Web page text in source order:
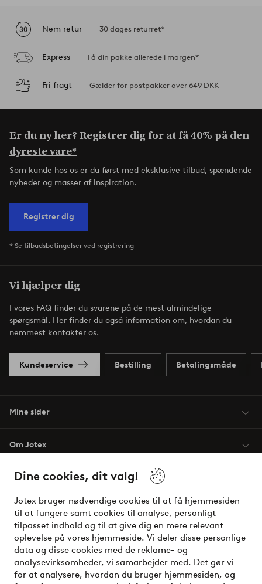
Dine cookies, dit valg!
Jotex bruger nødvendige cookies til at få hjemmesiden
til at fungere samt cookies til analyse, personligt
tilpasset indhold og til at give dig en mere relevant
oplevelse på vores hjemmeside. Vi deler disse personlige
data og disse cookies med de reklame- og
analysevirksomheder, vi samarbejder med. Det gør vi
for at analysere, hvordan du bruger hjemmesiden, og
Nem retur 30 dages returret*
Express Få din pakke allerede i morgen*
Fri fragt Gælder for postpakker over 649 DKK
Er du ny her? Registrer dig for at få40% på den
dyreste vare*
Som kunde hos os er du først med eksklusive tilbud, spændende
nyheder og masser af inspiration.
Registrer dig
* Se tilbudsbetingelser ved registrering
Vi hjælper dig
I vores FAQ finder du svarene på de mest almindelige
spørgsmål. Her finder du også information om, hvordan du
nemmest kontakter os.
Kundeservice Bestilling Betalingsmåde
Mine sider
Om Jotex
Vilkår
Venner
Sikre betalinger - betal nu eller del op
Vil du vide mere om vores betalingsmuligheder?